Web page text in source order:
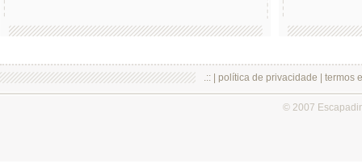
.:: | política de privacidade termos
© 2007